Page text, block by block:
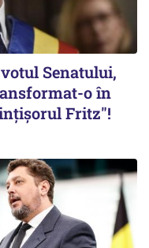
Senatului,
o în
Fritz"!